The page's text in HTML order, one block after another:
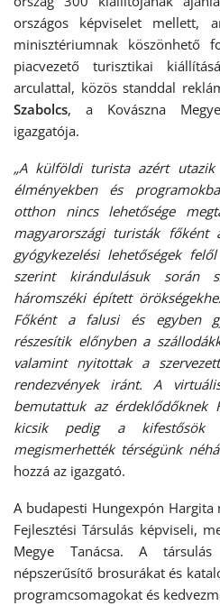
országos képviselet mellett,
minisztériumnak köszönhető
piacvezető turisztikai
arculattal, közös standdal
Szabolcs, a Kovászna
igazgatója.
„A külföldi turista azért utazik
élményekben és
otthon nincs lehetősége
magyarországi turisták
gyógykezelési lehetőségek
szerint kirándulásuk során
háromszéki épített
Főként a falusi és egyben
részesítik előnyben a
valamint nyitottak a
rendezvények iránt. A
bemutattuk az érdeklődőknek
kicsik pedig a
megismerhették térségünk
hozzá az igazgató.
A budapesti Hungexpón Hargita
Fejlesztési Társulás képviseli,
Megye Tanácsa. A
népszerűsítő brosurákat és
programcsomagokat és